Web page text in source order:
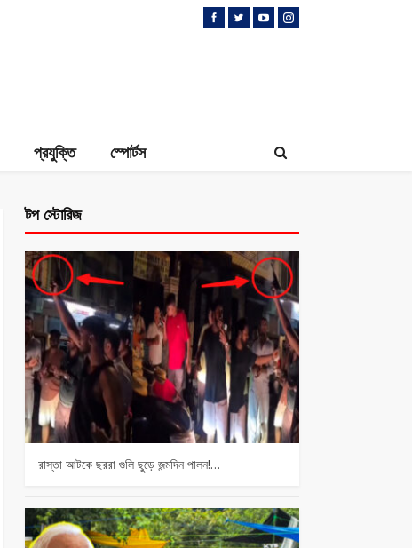
প্রযুক্তি স্পোর্টস
টপ স্টোরিজ
রাস্তা আটকে ছররা গুলি ছুড়ে জন্মদিন পালন!…